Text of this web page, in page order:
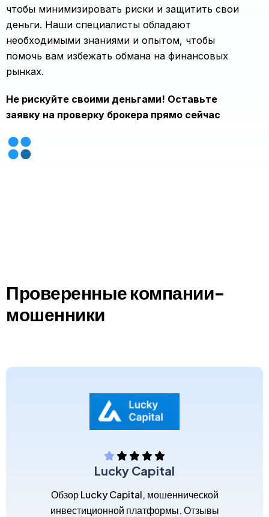
чтобы минимизировать риски и защитить свои
деньги. Наши специалисты обладают
необходимыми знаниями и опытом, чтобы
помочь вам избежать обмана на финансовых
рынках.
Не рискуйте своими деньгами! Оставьте
заявку на проверку брокера прямо сейчас
Проверенные компании-
мошенники
Lucky Capital
Обзор Lucky Capital, мошеннической
инвестиционной платформы. Отзывы